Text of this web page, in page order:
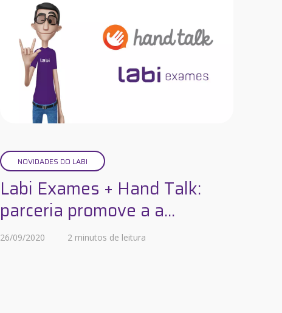
NOVIDADES DO LABI
Labi Exames + Hand Talk:
parceria promove a a...
26/09/2020 2 minutos de leitura